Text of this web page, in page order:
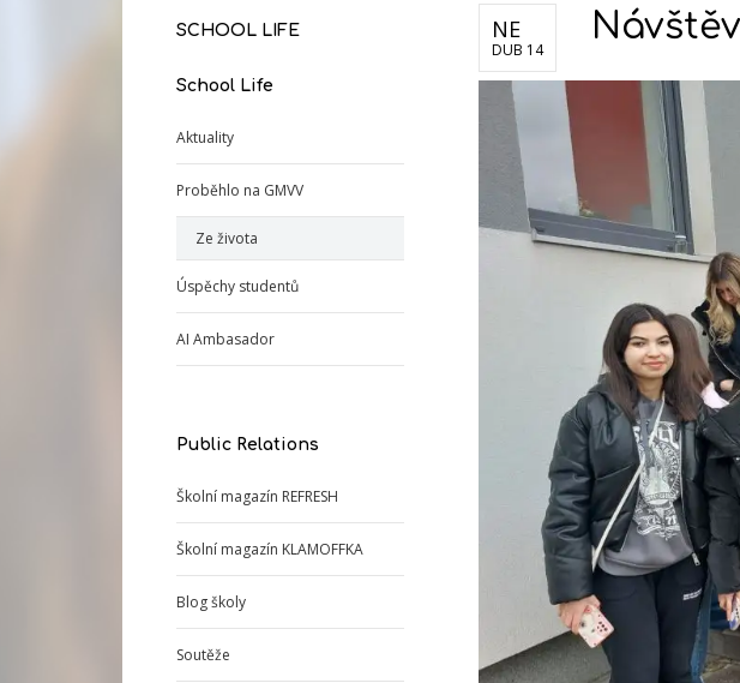
SCHOOL LIFE
School Life
Aktuality
Proběhlo na GMVV
Ze života
Úspěchy studentů
AI Ambasador
Public Relations
Školní magazín REFRESH
Školní magazín KLAMOFFKA
Blog školy
Soutěže
NE
DUB 14